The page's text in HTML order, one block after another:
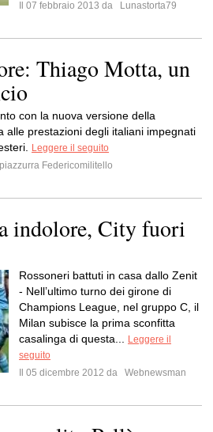
Il 07 febbraio 2013 da
Lunastorta79
Thiago Motta, un
con la nuova versione della
alle prestazioni degli italiani impegnati
Leggere il seguito
Federicomilitello
indolore, City fuori
Rossoneri battuti in casa dallo Zenit
- Nell’ultimo turno dei girone di
Champions League, nel gruppo C, il
Milan subisce la prima sconfitta
casalinga di questa...
Leggere il
seguito
Il 05 dicembre 2012 da
Webnewsman